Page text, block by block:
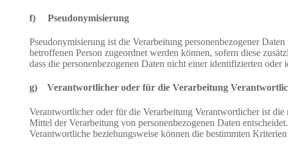
f) Pseudonymisierung
Pseudonymisierung ist die Verarbeitung personenbezogener
betroffenen Person zugeordnet werden können, sofern diese
dass die personenbezogenen Daten nicht einer identifizierten
g) Verantwortlicher oder für die Verarbeitung
Verantwortlicher oder für die Verarbeitung Verantwortlicher ist
Mittel der Verarbeitung von personenbezogenen Daten
Verantwortliche beziehungsweise können die bestimmten